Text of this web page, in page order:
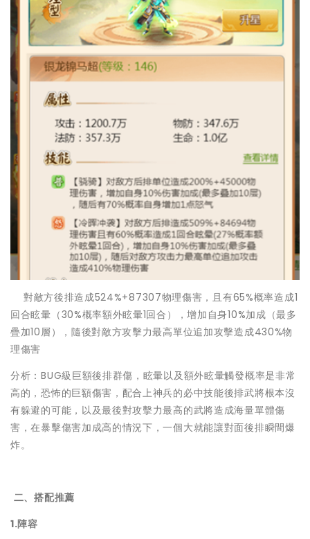
對敵方後排造成524%+87307物理傷害，且有65%概率造成1
回合眩暈（30%概率額外眩暈1回合），增加自身10%加成（最多
疊加10層），隨後對敵方攻擊力最高單位追加攻擊造成430%物
理傷害
分析：BUG級巨額後排群傷，眩暈以及額外眩暈觸發概率是非常
高的，恐怖的巨額傷害，配合上神兵的必中技能後排武將根本沒
有躲避的可能，以及最後對攻擊力最高的武將造成海量單體傷
害，在暴擊傷害加成高的情況下，一個大就能讓對面後排瞬間爆
炸。
二、搭配推薦
1.陣容